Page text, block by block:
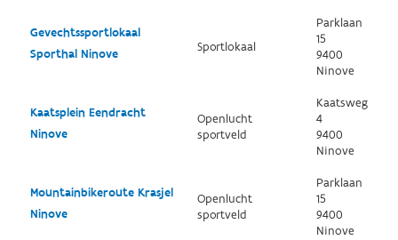
Gevechtssportlokaal
Sporthal Ninove
Sportlokaal
Parklaan
15
9400
Ninove
Kaatsplein Eendracht
Ninove
Openlucht
sportveld
Kaatsweg
4
9400
Ninove
Mountainbikeroute Krasjel
Ninove
Openlucht
sportveld
Parklaan
15
9400
Ninove